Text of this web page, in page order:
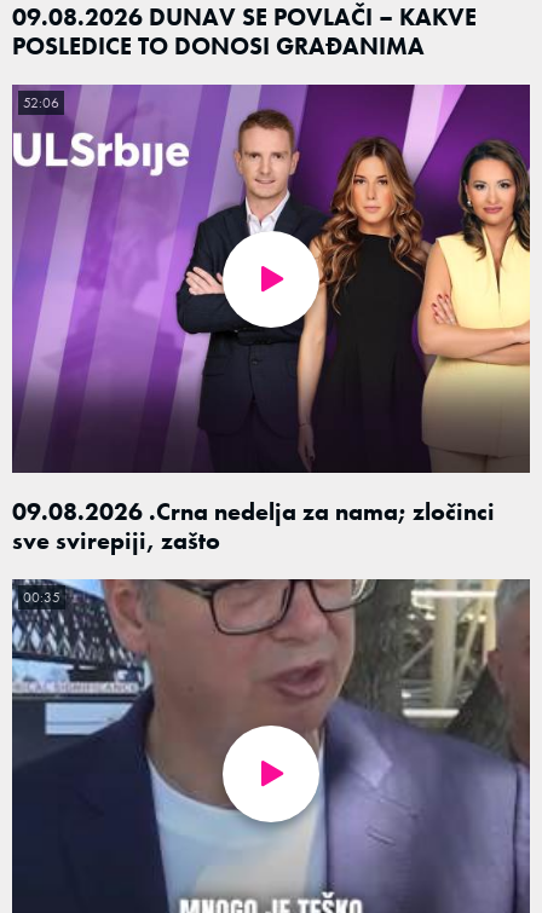
09.08.2026 DUNAV SE POVLAČI – KAKVE
POSLEDICE TO DONOSI GRAĐANIMA
09.08.2026 .Crna nedelja za nama; zločinci
sve svirepiji, zašto
52:06
00:35